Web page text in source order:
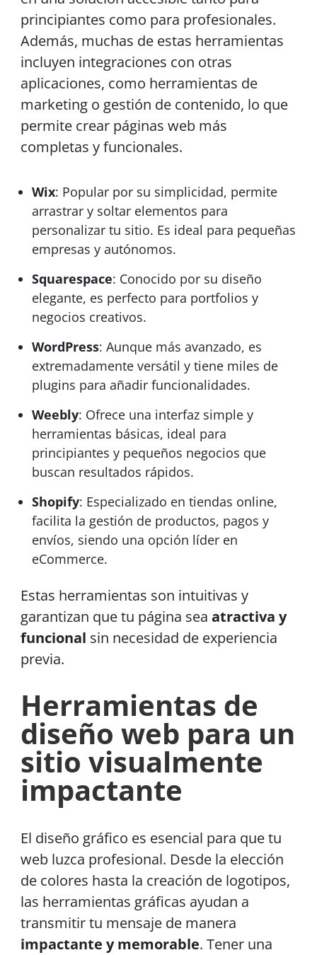
principiantes como para profesionales.
Además, muchas de estas herramientas
incluyen integraciones con otras
aplicaciones, como herramientas de
marketing o gestión de contenido, lo que
permite crear páginas web más
completas y funcionales.
Wix: Popular por su simplicidad, permite
arrastrar y soltar elementos para
personalizar tu sitio. Es ideal para pequeñas
empresas y autónomos.
Squarespace: Conocido por su diseño
elegante, es perfecto para portfolios y
negocios creativos.
WordPress: Aunque más avanzado, es
extremadamente versátil y tiene miles de
plugins para añadir funcionalidades.
Weebly: Ofrece una interfaz simple y
herramientas básicas, ideal para
principiantes y pequeños negocios que
buscan resultados rápidos.
Shopify: Especializado en tiendas online,
facilita la gestión de productos, pagos y
envíos, siendo una opción líder en
eCommerce.
Estas herramientas son intuitivas y
garantizan que tu página seaatractiva y
funcional sin necesidad de experiencia
previa.
Herramientas de
diseño web para un
sitio visualmente
impactante
El diseño gráfico es esencial para que tu
web luzca profesional. Desde la elección
de colores hasta la creación de logotipos,
las herramientas gráficas ayudan a
transmitir tu mensaje de manera
impactante y memorable. Tener una